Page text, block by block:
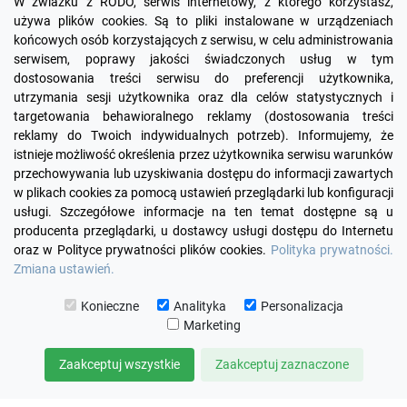
FacebookYouTubePinterest
używa plików cookies. Są to pliki instalowane w urządzeniach
końcowych osób korzystających z serwisu, w celu administrowania
serwisem, poprawy jakości świadczonych usług w tym
dostosowania treści serwisu do preferencji użytkownika,
utrzymania sesji użytkownika oraz dla celów statystycznych i
targetowania behawioralnego reklamy (dostosowania treści
reklamy do Twoich indywidualnych potrzeb). Informujemy, że
istnieje możliwość określenia przez użytkownika serwisu warunków
przechowywania lub uzyskiwania dostępu do informacji zawartych
w plikach cookies za pomocą ustawień przeglądarki lub konfiguracji
usługi. Szczegółowe informacje na ten temat dostępne są u
producenta przeglądarki, u dostawcy usługi dostępu do Internetu
oraz w Polityce prywatności plików cookies. Polityka prywatności.
Zmiana ustawień.
Konieczne Analityka
Personalizacja
Marketing
Zaakceptuj wszystkie Zaakceptuj zaznaczone
PRODUKTY 
INFORMACJE 